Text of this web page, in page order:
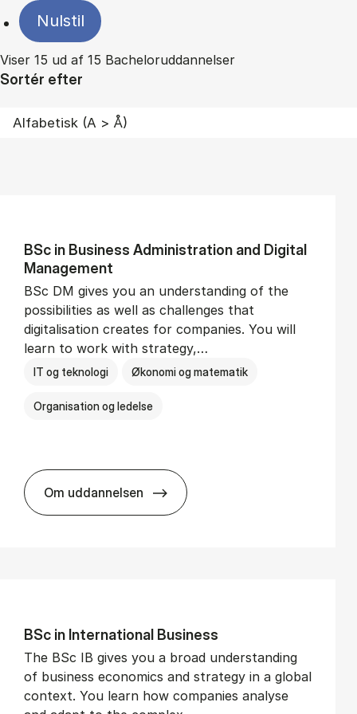
Nulstil
Viser 15 ud af 15 Bacheloruddannelser
Sortér efter
BSc in Busi­ness Ad­min­is­tra­tion and Di­git­al
Man­age­ment
BSc DM gives you an understanding of the
possibilities as well as challenges that
digitalisation creates for companies. You will
learn to work with strategy,…
IT og teknologi Økonomi og matematik
Organisation og ledelse
Om uddannelsen
BSc in Busi­ness Ad­min­is­tra­tion and
BSc in In­ter­na­tion­al Busi­ness
The BSc IB gives you a broad understanding
of business economics and strategy in a global
context. You learn how companies analyse